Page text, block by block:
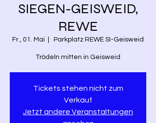
SIEGEN-GEISWEID,
REWE
Fr., 01. Mai Parkplatz REWE SI-Geisweid
Trödeln mitten in Geisweid
Tickets stehen nicht zum
Verkauf
Jetzt andere Veranstaltungen